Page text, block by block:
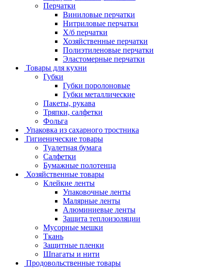
Перчатки
Виниловые перчатки
Нитриловые перчатки
Х/б перчатки
Хозяйственные перчатки
Полиэтиленовые перчатки
Эластомерные перчатки
Товары для кухни
Губки
Губки поролоновые
Губки металлические
Пакеты, рукава
Тряпки, салфетки
Фольга
Упаковка из сахарного тростника
Гигиенические товары
Туалетная бумага
Салфетки
Бумажные полотенца
Хозяйственные товары
Клейкие ленты
Упаковочные ленты
Малярные ленты
Алюминиевые ленты
Защита теплоизоляции
Мусорные мешки
Ткань
Защитные пленки
Шпагаты и нити
Продовольственные товары